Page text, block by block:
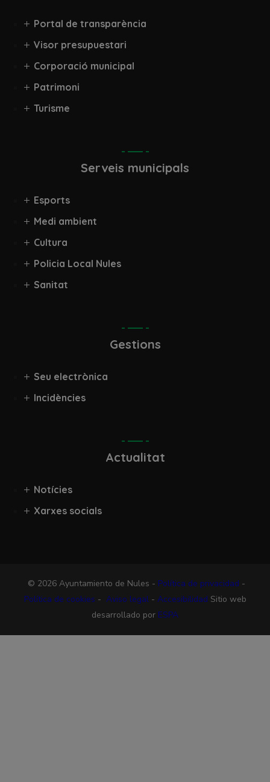
Portal de transparència
Visor presupuestari
Corporació municipal
Patrimoni
Turisme
Serveis municipals
Esports
Medi ambient
Cultura
Policia Local Nules
Sanitat
Gestions
Seu electrònica
Incidències
Actualitat
Notícies
Xarxes socials
© 2026 Ayuntamiento de Nules - Política de privacidad -
Política de cookies - Aviso legal- Accesibilidad Sitio web
desarrollado por ESPA